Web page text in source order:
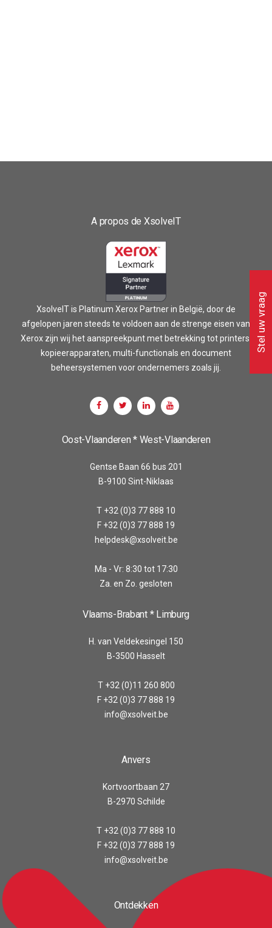
A propos de XsolveIT
XsolveIT is Platinum Xerox Partner in België, door de
afgelopen jaren steeds te voldoen aan de strenge eisen van
Xerox zijn wij het aanspreekpunt met betrekking tot printers,
kopieerapparaten, multi-functionals en document
beheersystemen voor ondernemers zoals jij.
Oost-Vlaanderen * West-Vlaanderen
Gentse Baan 66 bus 201
B-9100 Sint-Niklaas
T +32 (0)3 77 888 10
F +32 (0)3 77 888 19
helpdesk@xsolveit.be
Ma - Vr: 8:30 tot 17:30
Za. en Zo. gesloten
Vlaams-Brabant * Limburg
H. van Veldekesingel 150
B-3500 Hasselt
T +32 (0)11 260 800
F +32 (0)3 77 888 19
info@xsolveit.be
Anvers
Kortvoortbaan 27
B-2970 Schilde
T +32 (0)3 77 888 10
F +32 (0)3 77 888 19
info@xsolveit.be
Ontdekken
Stel uw vraag